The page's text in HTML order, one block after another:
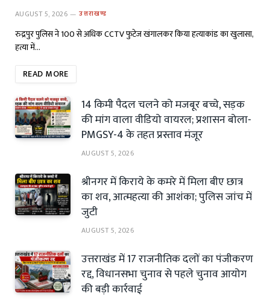
AUGUST 5, 2026 उत्तराखण्ड
रुद्रपुर पुलिस ने 100 से अधिक CCTV फुटेज खंगालकर किया हत्याकांड का खुलासा,
हत्या में…
READ MORE
14 किमी पैदल चलने को मजबूर बच्चे, सड़क
की मांग वाला वीडियो वायरल; प्रशासन बोला-
PMGSY-4 के तहत प्रस्ताव मंजूर
AUGUST 5, 2026
श्रीनगर में किराये के कमरे में मिला बीए छात्र
का शव, आत्महत्या की आशंका; पुलिस जांच में
जुटी
AUGUST 5, 2026
उत्तराखंड में 17 राजनीतिक दलों का पंजीकरण
रद्द, विधानसभा चुनाव से पहले चुनाव आयोग
की बड़ी कार्रवाई